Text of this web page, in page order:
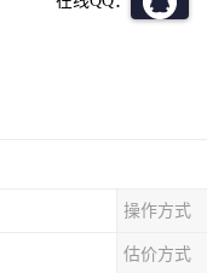
操作方式
估价方式